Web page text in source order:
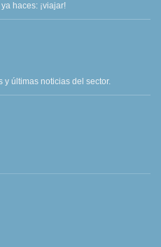
haces: ¡viajar!
y últimas noticias del sector.